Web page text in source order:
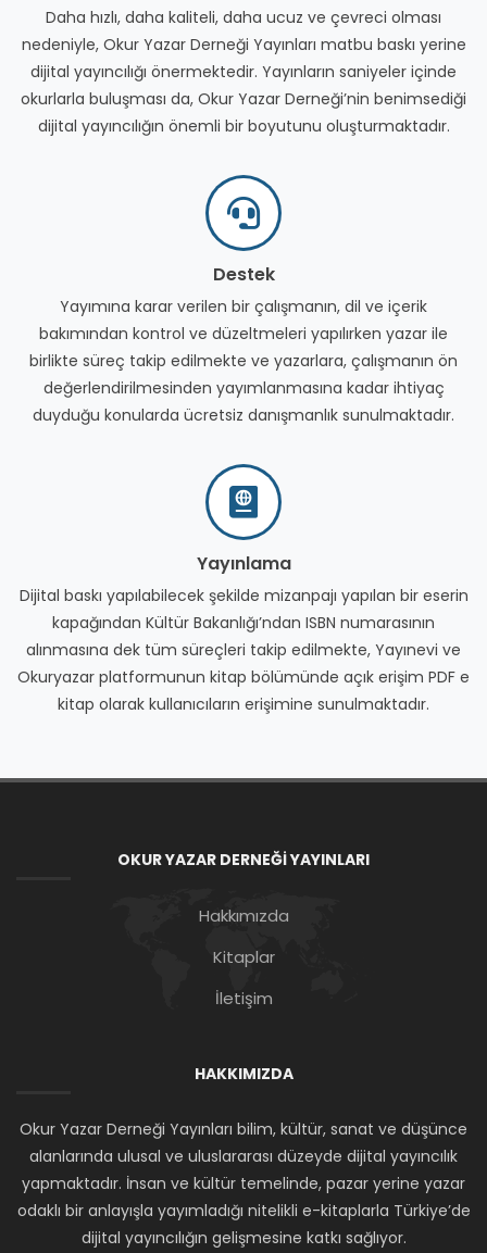
Daha hızlı, daha kaliteli, daha ucuz ve çevreci olması
nedeniyle, Okur Yazar Derneği Yayınları matbu baskı yerine
dijital yayıncılığı önermektedir. Yayınların saniyeler içinde
okurlarla buluşması da, Okur Yazar Derneği’nin benimsediği
dijital yayıncılığın önemli bir boyutunu oluşturmaktadır.
Destek
Yayımına karar verilen bir çalışmanın, dil ve içerik
bakımından kontrol ve düzeltmeleri yapılırken yazar ile
birlikte süreç takip edilmekte ve yazarlara, çalışmanın ön
değerlendirilmesinden yayımlanmasına kadar ihtiyaç
duyduğu konularda ücretsiz danışmanlık sunulmaktadır.
Yayınlama
Dijital baskı yapılabilecek şekilde mizanpajı yapılan bir eserin
kapağından Kültür Bakanlığı’ndan ISBN numarasının
alınmasına dek tüm süreçleri takip edilmekte, Yayınevi ve
Okuryazar platformunun kitap bölümünde açık erişim PDF e
kitap olarak kullanıcıların erişimine sunulmaktadır.
OKUR YAZAR DERNEĞİ YAYINLARI
Hakkımızda
Kitaplar
İletişim
HAKKIMIZDA
Okur Yazar Derneği Yayınları bilim, kültür, sanat ve düşünce
alanlarında ulusal ve uluslararası düzeyde dijital yayıncılık
yapmaktadır. İnsan ve kültür temelinde, pazar yerine yazar
odaklı bir anlayışla yayımladığı nitelikli e-kitaplarla Türkiye’de
dijital yayıncılığın gelişmesine katkı sağlıyor.